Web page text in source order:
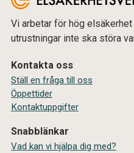
Vi arbetar för hög
utrustningar inte ska störa
Kontakta oss
Ställ en fråga till oss
Öppettider
Kontaktuppgifter
Snabblänkar
Vad kan vi hjälpa dig med?